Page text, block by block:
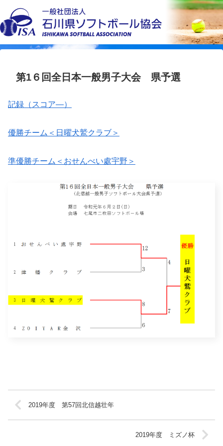
第1６回全日本一般男子大会 県予選
記録（スコア―）
優勝チーム＜日曜犬鷲クラブ＞
準優勝チーム＜おせんべい處宇野＞
2019年度 第57回北信越壮年
2019年度 ミズノ杯